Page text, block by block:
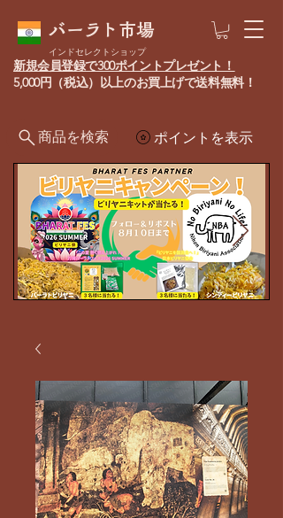
バーラト市場
ポイントを表示
新規会員登録で300ポイントプレゼント！
5,000円（税込）以上のお買上げで送料無料！
インドセレクトショップ
商品を検索